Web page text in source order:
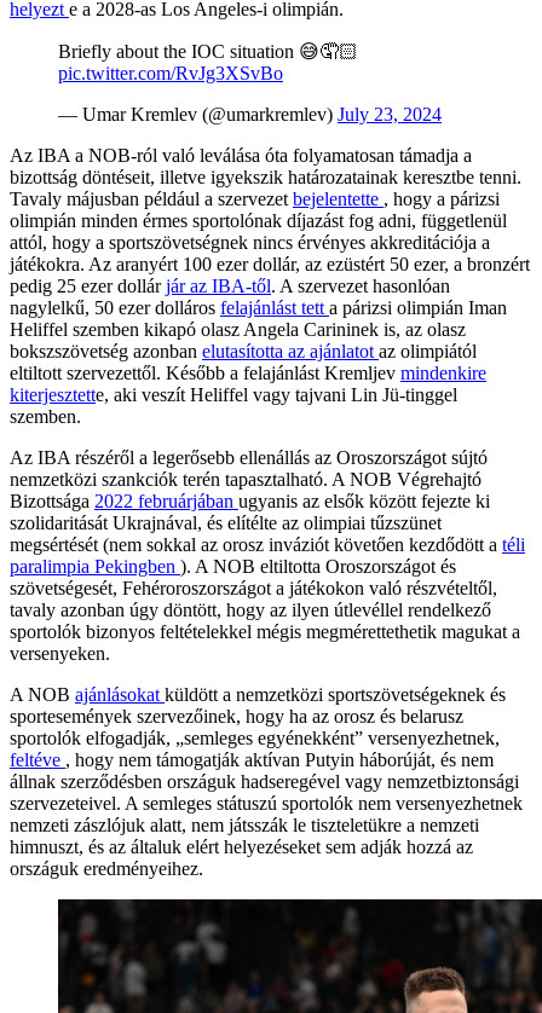
helyezt e a 2028-as Los Angeles-i olimpián.
Briefly about the IOC situation 😅🤦🏻
pic.twitter.com/RvJg3XSvBo
— Umar Kremlev (@umarkremlev) July 23, 2024
Az IBA a NOB-ról való leválása óta folyamatosan támadja a
bizottság döntéseit, illetve igyekszik határozatainak keresztbe tenni.
Tavaly májusban például a szervezet bejelentette , hogy a párizsi
olimpián minden érmes sportolónak díjazást fog adni, függetlenül
attól, hogy a sportszövetségnek nincs érvényes akkreditációja a
játékokra. Az aranyért 100 ezer dollár, az ezüstért 50 ezer, a bronzért
pedig 25 ezer dollárjár az IBA-től. A szervezet hasonlóan
nagylelkű, 50 ezer dolláros felajánlást tett a párizsi olimpián Iman
Heliffel szemben kikapó olasz Angela Carininek is, az olasz
bokszszövetség azonban elutasította az ajánlatot az olimpiától
eltiltott szervezettől. Később a felajánlást Kremljev mindenkire
kiterjesztette, aki veszít Heliffel vagy tajvani Lin Jü-tinggel
szemben.
Az IBA részéről a legerősebb ellenállás az Oroszországot sújtó
nemzetközi szankciók terén tapasztalható. A NOB Végrehajtó
Bizottsága 2022 februárjában ugyanis az elsők között fejezte ki
szolidaritását Ukrajnával, és elítélte az olimpiai tűzszünet
megsértését (nem sokkal az orosz inváziót követően kezdődött a téli
paralimpia Pekingben ). A NOB eltiltotta Oroszországot és
szövetségesét, Fehéroroszországot a játékokon való részvételtől,
tavaly azonban úgy döntött, hogy az ilyen útlevéllel rendelkező
sportolók bizonyos feltételekkel mégis megmérettethetik magukat a
versenyeken.
A NOB ajánlásokat küldött a nemzetközi sportszövetségeknek és
sportesemények szervezőinek, hogy ha az orosz és belarusz
sportolók elfogadják, „semleges egyénekként” versenyezhetnek,
feltéve , hogy nem támogatják aktívan Putyin háborúját, és nem
állnak szerződésben országuk hadseregével vagy nemzetbiztonsági
szervezeteivel. A semleges státuszú sportolók nem versenyezhetnek
nemzeti zászlójuk alatt, nem játsszák le tiszteletükre a nemzeti
himnuszt, és az általuk elért helyezéseket sem adják hozzá az
országuk eredményeihez.